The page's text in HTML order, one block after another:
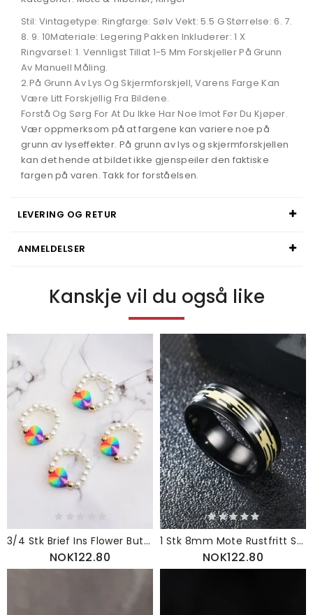
Stil: Vintagetype: Ringfarge: Sølv Vekt: 5.5 G Størrelse: 6. 7.
8. 9. 10Materiale: Legering Pakken Inkluderer: 1 X
Ringvarsel: 1. Vennligst Tillat 1-5 Mm Forskjeller På Grunn
Av Manuell Måling.
2.På Grunn Av Lys Og Skjermforskjell, Varens Farge Kan
Være Litt Forskjellig Fra Bildene.
Forstå Og Sørg For At Du Ikke Har Noe Imot Før Du Kjøper.
Vær oppmerksom på at fargene kan variere noe på
grunn av lyseffekter. På grunn av lys og skjermforskjellen
kan det hende at bildet ikke gjenspeiler den faktiske
fargen på varen. Takk for forståelsen.
LEVERING OG RETUR
ANMELDELSER
Kanskje vil du også like
3/4 Stk Brief Ins Flower Butterfly Love Yin Yang Sladder Hirse Perle Resin Ringer
NOK122.80
1 Stk 8mm Mote Rustfritt Stål Fargerike Gradient Shell Ring
NOK122.80